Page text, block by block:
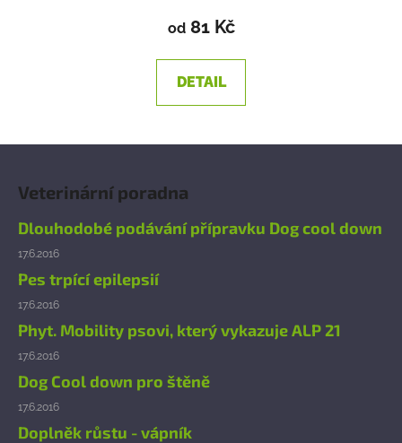
od81 Kč
DETAIL
Veterinární poradna
Dlouhodobé podávání přípravku Dog cool down
17.6.2016
Pes trpící epilepsií
17.6.2016
Phyt. Mobility psovi, který vykazuje ALP 21
17.6.2016
Dog Cool down pro štěně
17.6.2016
Doplněk růstu - vápník